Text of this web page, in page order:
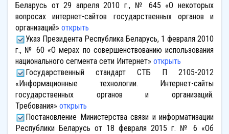
Беларусь от 29 апреля 2010 г., № 645 «О некоторых
вопросах интернет-сайтов государственных органов и
организаций» открыть
Указ Президента Республика Беларусь, 1 февраля 2010
г., № 60 «О мерах по совершенствованию использования
национального сегмента сети Интернет» открыть
Государственный стандарт СТБ П 2105-2012
«Информационные технологии. Интернет-сайты
государственных органов и организаций.
Требования» открыть
Постановление Министерства связи и информатизации
Республики Беларусь от 18 февраля 2015 г. № 6 «Об